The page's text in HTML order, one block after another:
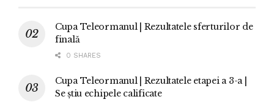
Cupa Teleormanul | Rezultatele sferturilor de
finală
0 SHARES
Cupa Teleormanul | Rezultatele etapei a 3-a |
Se știu echipele calificate